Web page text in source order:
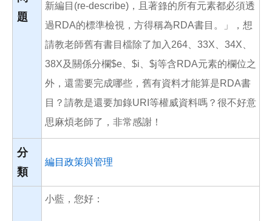
題
新編目(re-describe)，且著錄的所有元素都必須透
過RDA的標準檢視，方得稱為RDA書目。」，想
請教老師舊有書目檔除了加入264、33X、34X、
38X及關係分欄$e、$i、$j等含RDA元素的欄位之
外，還需要完成哪些，舊有資料才能算是RDA書
目？請教是還要加錄URI等權威資料嗎？很不好意
思麻煩老師了，非常感謝！
分
類
編目政策與管理
小藍，您好：